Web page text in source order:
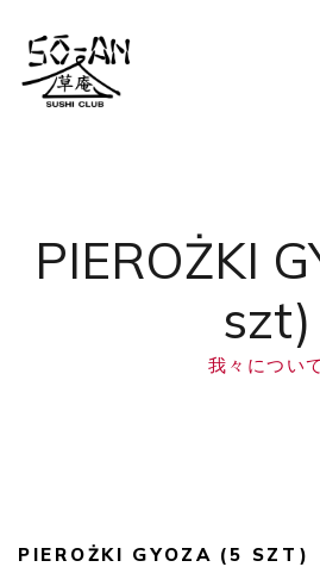
PIEROŻKI
szt)
我々について
PIEROŻKI GYOZA (5 SZT)